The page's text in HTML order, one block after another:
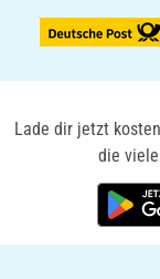
Lade dir jetzt
die